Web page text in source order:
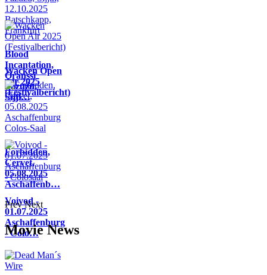
Blood
Incantation,
Oranssi
Pazuzu,
Sijji…
Wacken Open
Air 2025
(Festivalbericht)
Forbidden,
Cervet,
05.08.2025
Aschaffenb…
Voivod -
01.07.2025
Aschaffenburg
- Colo…
Prev Next
Movie News